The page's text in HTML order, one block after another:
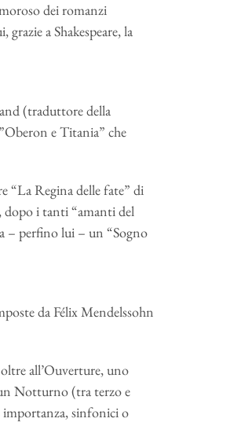
dei romanzi
a Shakespeare, la
(traduttore della
e Titania” che
“La Regina delle fate” di
dopo i tanti “amanti del
– perfino lui – un “Sogno
da Félix Mendelssohn
all’Ouverture, uno
Notturno (tra terzo e
importanza, sinfonici o